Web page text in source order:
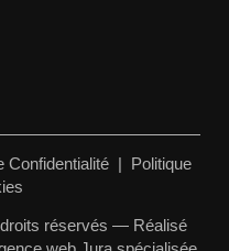
Confidentialité | Politique
réservés — Réalisé